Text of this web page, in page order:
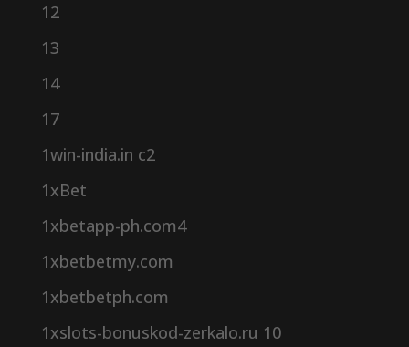
12
13
14
17
1win-india.in c2
1xBet
1xbetapp-ph.com4
1xbetbetmy.com
1xbetbetph.com
1xslots-bonuskod-zerkalo.ru 10